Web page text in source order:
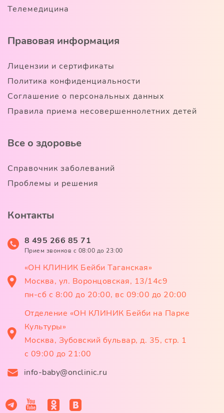
Телемедицина
Правовая информация
Лицензии и сертификаты
Политика конфиденциальности
Соглашение о персональных данных
Правила приема несовершеннолетних детей
Все о здоровье
Справочник заболеваний
Проблемы и решения
Контакты
8 495 266 85 71
Прием звонков c 08:00 до 23:00
«ОН КЛИНИК Бейби Таганская»
Москва, ул. Воронцовская, 13/14с9
пн-сб с 8:00 до 20:00, вс 09:00 до 20:00
Отделение «ОН КЛИНИК Бейби на Парке
Культуры»
Москва, Зубовский бульвар, д. 35, стр. 1
с 09:00 до 21:00
info-baby@onclinic.ru